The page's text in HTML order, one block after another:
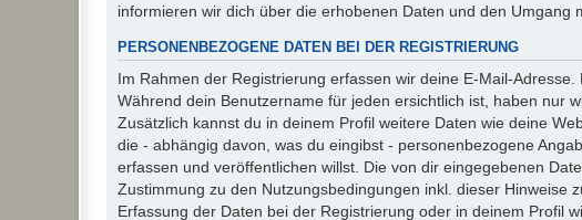
informieren wir dich über die erhobenen Daten und den
PERSONENBEZOGENE DATEN BEI DER REGISTRIERUNG
Im Rahmen der Registrierung erfassen wir deine E-Mail-
Während dein Benutzername für jeden ersichtlich ist, haben nur
Zusätzlich kannst du in deinem Profil weitere Daten wie deine
die - abhängig davon, was du eingibst - personenbezogene
erfassen und veröffentlichen willst. Die von dir eingegebenen
Zustimmung zu den Nutzungsbedingungen inkl. dieser Hinweise
Erfassung der Daten bei der Registrierung oder in deinem Profil